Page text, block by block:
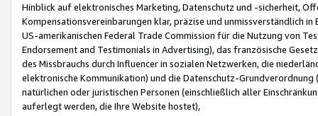
Hinblick auf elektronisches Marketing, Datenschutz und -sicherheit,
Kompensationsvereinbarungen klar, präzise und unmissverständlich
US-amerikanischen Federal Trade Commission für die Nutzung von
Endorsement and Testimonials in Advertising), das französische
des Missbrauchs durch Influencer in sozialen Netzwerken, die
elektronische Kommunikation) und die Datenschutz-
natürlichen oder juristischen Personen (einschließlich aller
auferlegt werden, die Ihre Website hostet),